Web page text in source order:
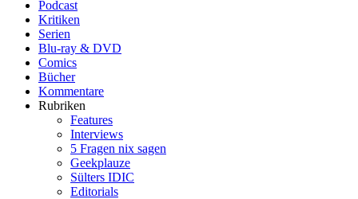
Podcast
Kritiken
Serien
Blu-ray & DVD
Comics
Bücher
Kommentare
Rubriken
Features
Interviews
5 Fragen nix sagen
Geekplauze
Sülters IDIC
Editorials